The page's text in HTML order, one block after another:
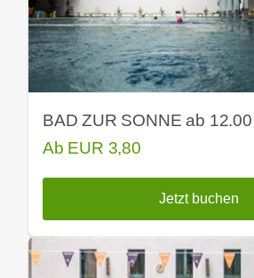
BAD ZUR SONNE ab
Ab EUR 3,80
Jetzt buchen